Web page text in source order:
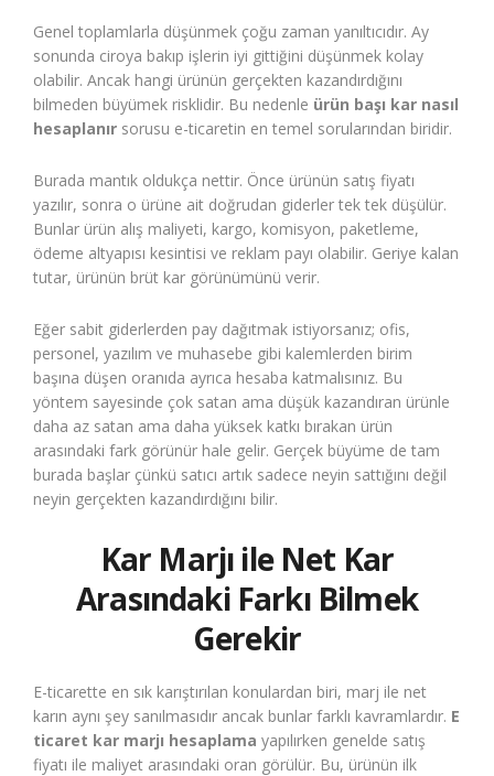
Genel toplamlarla düşünmek çoğu zaman yanıltıcıdır. Ay
sonunda ciroya bakıp işlerin iyi gittiğini düşünmek kolay
olabilir. Ancak hangi ürünün gerçekten kazandırdığını
bilmeden büyümek risklidir. Bu nedenle ürün başı kar nasıl
hesaplanır sorusu e-ticaretin en temel sorularından biridir.
Burada mantık oldukça nettir. Önce ürünün satış fiyatı
yazılır, sonra o ürüne ait doğrudan giderler tek tek düşülür.
Bunlar ürün alış maliyeti, kargo, komisyon, paketleme,
ödeme altyapısı kesintisi ve reklam payı olabilir. Geriye kalan
tutar, ürünün brüt kar görünümünü verir.
Eğer sabit giderlerden pay dağıtmak istiyorsanız; ofis,
personel, yazılım ve muhasebe gibi kalemlerden birim
başına düşen oranıda ayrıca hesaba katmalısınız. Bu
yöntem sayesinde çok satan ama düşük kazandıran ürünle
daha az satan ama daha yüksek katkı bırakan ürün
arasındaki fark görünür hale gelir. Gerçek büyüme de tam
burada başlar çünkü satıcı artık sadece neyin sattığını değil
neyin gerçekten kazandırdığını bilir.
Kar Marjı ile Net Kar
Arasındaki Farkı Bilmek
Gerekir
E-ticarette en sık karıştırılan konulardan biri, marj ile net
karın aynı şey sanılmasıdır ancak bunlar farklı kavramlardır. E
ticaret kar marjı hesaplama yapılırken genelde satış
fiyatı ile maliyet arasındaki oran görülür. Bu, ürünün ilk